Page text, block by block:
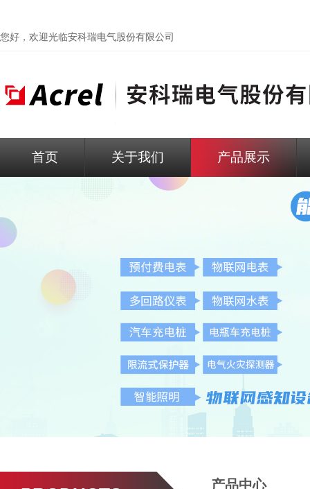
您好，欢迎光临安科瑞电气股份有限公司
首页 关于我们 产品展示
产品中心